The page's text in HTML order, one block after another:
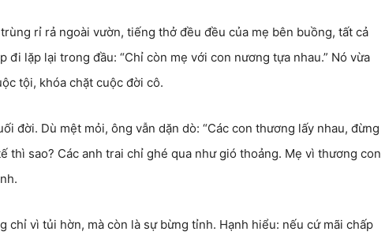
rỉ rả ngoài vườn, tiếng thở đều đều của mẹ bên buồng, tất cả
đi lặp lại trong đầu: “Chỉ còn mẹ với con nương tựa nhau.” Nó vừa
tội, khóa chặt cuộc đời cô.
đời. Dù mệt mỏi, ông vẫn dặn dò: “Các con thương lấy nhau, đừng
thì sao? Các anh trai chỉ ghé qua như gió thoảng. Mẹ vì thương con
chỉ vì tủi hờn, mà còn là sự bừng tỉnh. Hạnh hiểu: nếu cứ mãi chấp